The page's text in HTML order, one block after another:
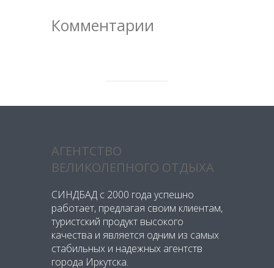
Комментарии
АГЕНТСТВО
ВЕЛИКОЛЕПНОГО ОТДЫХА
СИНДБАД с 2000 года успешно
работает, предлагая своим клиентам,
туристский продукт высокого
качества и является одним из самых
стабильных и надежных агентств
города Иркутска.